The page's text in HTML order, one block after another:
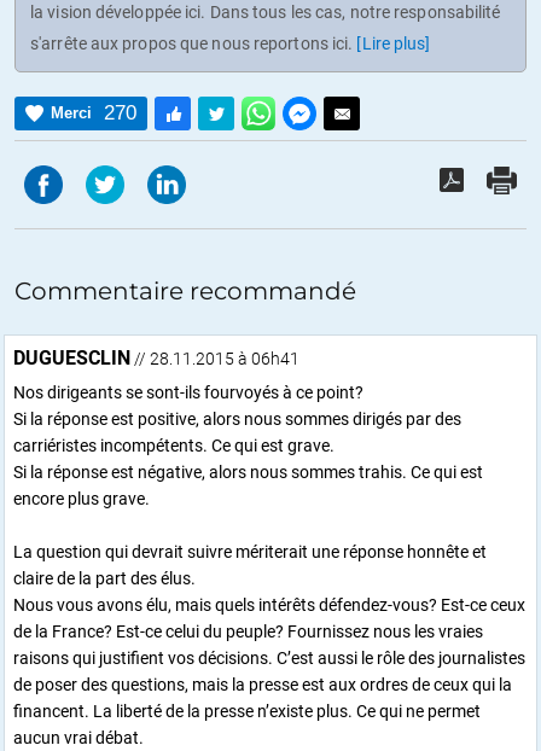
la vision développée ici. Dans tous les cas, notre responsabilité
s'arrête aux propos que nous reportons ici. [Lire plus]
Merci 270
Commentaire recommandé
DUGUESCLIN // 28.11.2015 à 06h41
Nos dirigeants se sont-ils fourvoyés à ce point?
Si la réponse est positive, alors nous sommes dirigés par des
carriéristes incompétents. Ce qui est grave.
Si la réponse est négative, alors nous sommes trahis. Ce qui est
encore plus grave.
La question qui devrait suivre mériterait une réponse honnête et
claire de la part des élus.
Nous vous avons élu, mais quels intérêts défendez-vous? Est-ce ceux
de la France? Est-ce celui du peuple? Fournissez nous les vraies
raisons qui justifient vos décisions. C’est aussi le rôle des journalistes
de poser des questions, mais la presse est aux ordres de ceux qui la
financent. La liberté de la presse n’existe plus. Ce qui ne permet
aucun vrai débat.